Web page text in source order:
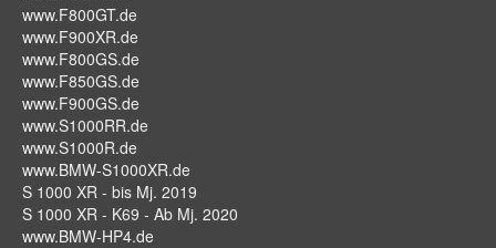
www.F800GT.de
www.F900XR.de
www.F800GS.de
www.F850GS.de
www.F900GS.de
www.S1000RR.de
www.S1000R.de
www.BMW-S1000XR.de
S 1000 XR - bis Mj. 2019
S 1000 XR - K69 - Ab Mj. 2020
www.BMW-HP4.de